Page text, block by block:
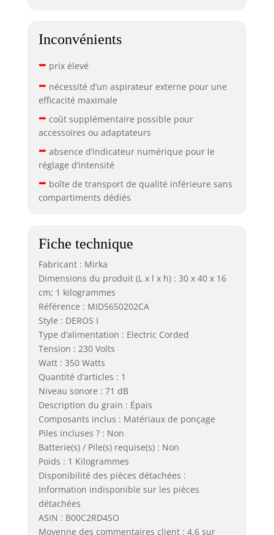
Inconvénients
– prix élevé
– nécessité d’un aspirateur externe pour une
efficacité maximale
– coût supplémentaire possible pour
accessoires ou adaptateurs
– absence d’indicateur numérique pour le
réglage d’intensité
– boîte de transport de qualité inférieure sans
compartiments dédiés
Fiche technique
Fabricant : Mirka
Dimensions du produit (L x l x h) : 30 x 40 x 16
cm; 1 kilogrammes
Référence : MID5650202CA
Style : DEROS I
Type d’alimentation : Electric Corded
Tension : 230 Volts
Watt : 350 Watts
Quantité d’articles : 1
Niveau sonore : 71 dB
Description du grain : Épais
Composants inclus : Matériaux de ponçage
Piles incluses ? : Non
Batterie(s) / Pile(s) requise(s) : Non
Poids : 1 Kilogrammes
Disponibilité des pièces détachées :
Information indisponible sur les pièces
détachées
ASIN : B00C2RD4SO
Moyenne des commentaires client : 4,6 sur